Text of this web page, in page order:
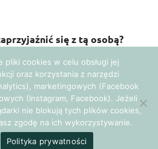
się z tą osobą?
odbędzie się wyjątkowy, i
warsztat pod tytułem
”. Jest to zarazem pierwszy z cyklu
pliki cookies w celu obsługi jej
oraz korzystania z narzędzi
marketingowych (Facebook
(Instagram, Facebook). Jeżeli
nie blokują tych plików cookies,
zgodę na ich wykorzystywanie.
Polityka prywatności